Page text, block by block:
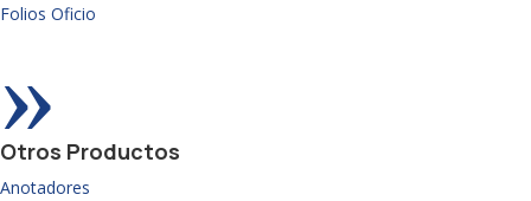
Folios Oficio
»
Otros Productos
Anotadores